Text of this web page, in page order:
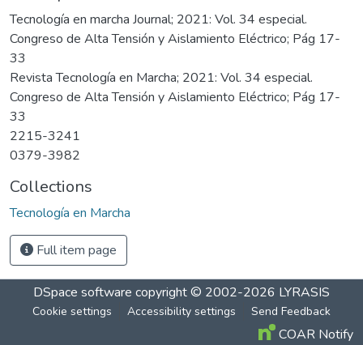
Tecnología en marcha Journal; 2021: Vol. 34 especial.
Congreso de Alta Tensión y Aislamiento Eléctrico; Pág 17-
33
Revista Tecnología en Marcha; 2021: Vol. 34 especial.
Congreso de Alta Tensión y Aislamiento Eléctrico; Pág 17-
33
2215-3241
0379-3982
Collections
Tecnología en Marcha
Full item page
DSpace software copyright © 2002-2026 LYRASIS
Cookie settings Accessibility settings Send Feedback
COAR Notify